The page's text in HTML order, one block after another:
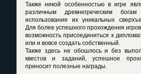
Также некой особенностью в игре
различным древнегреческим
использования их уникальных
Для более успешного прохождения
возможность присоединиться к
или и вовсе создать собственный.
Также здесь не обошлось и без
квестов и заданий, успешное
приносит полезные награды.